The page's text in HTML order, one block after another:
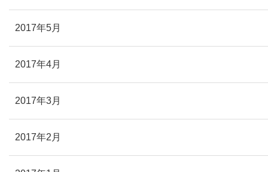
2017年5月
2017年4月
2017年3月
2017年2月